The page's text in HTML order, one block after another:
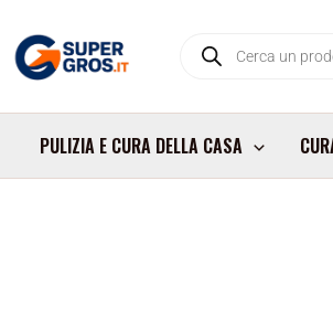
contenuto
search
PULIZIA E CURA DELLA CASA